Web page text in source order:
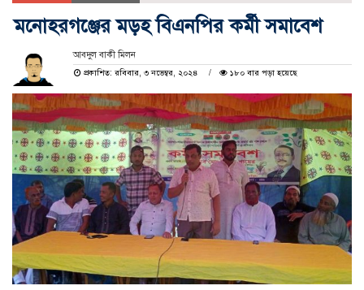
মনোহরগঞ্জের মড়হ বিএনপির কর্মী সমাবেশ
আবদুল বাকী মিলন
প্রকাশিত: রবিবার, ৩ নভেম্বর, ২০২৪
১৮০ বার পড়া হয়েছে